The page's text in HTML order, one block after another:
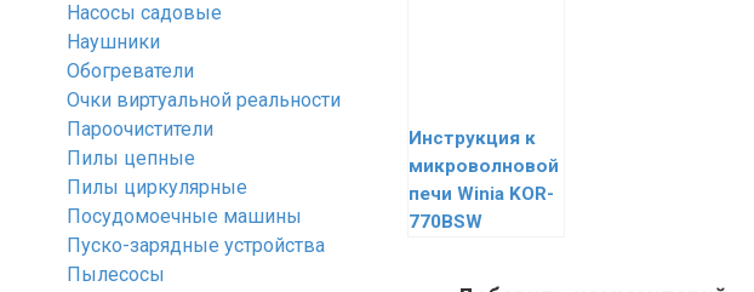
Инструкция к
микроволновой
печи Winia KOR-
770BSW
Насосы садовые
Наушники
Обогреватели
Очки виртуальной реальности
Пароочистители
Пилы цепные
Пилы циркулярные
Посудомоечные машины
Пуско-зарядные устройства
Пылесосы